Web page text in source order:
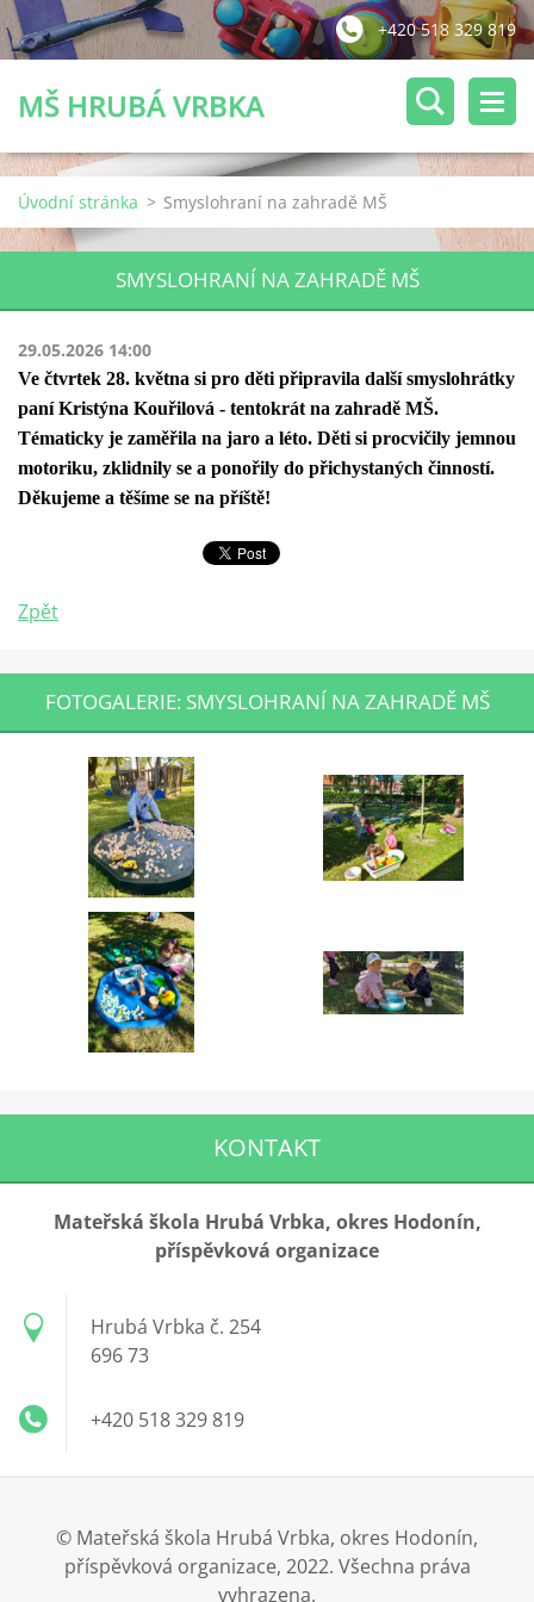
+420 518 329 819
MŠ HRUBÁ VRBKA
Úvodní stránka > Smyslohraní na zahradě MŠ
SMYSLOHRANÍ NA ZAHRADĚ MŠ
29.05.2026 14:00
Ve čtvrtek 28. května si pro děti připravila další smyslohrátky
paní Kristýna Kouřilová - tentokrát na zahradě MŠ.
Tématicky je zaměřila na jaro a léto. Děti si procvičily jemnou
motoriku, zklidnily se a ponořily do přichystaných činností.
Děkujeme a těšíme se na příště!
Zpět
FOTOGALERIE: SMYSLOHRANÍ NA ZAHRADĚ MŠ
KONTAKT
Mateřská škola Hrubá Vrbka, okres Hodonín,
příspěvková organizace
Hrubá Vrbka č. 254
696 73
+420 518 329 819
© Mateřská škola Hrubá Vrbka, okres Hodonín,
příspěvková organizace, 2022. Všechna práva
vyhrazena.